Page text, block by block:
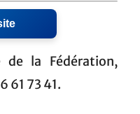
de la Fédération,
61 73 41.